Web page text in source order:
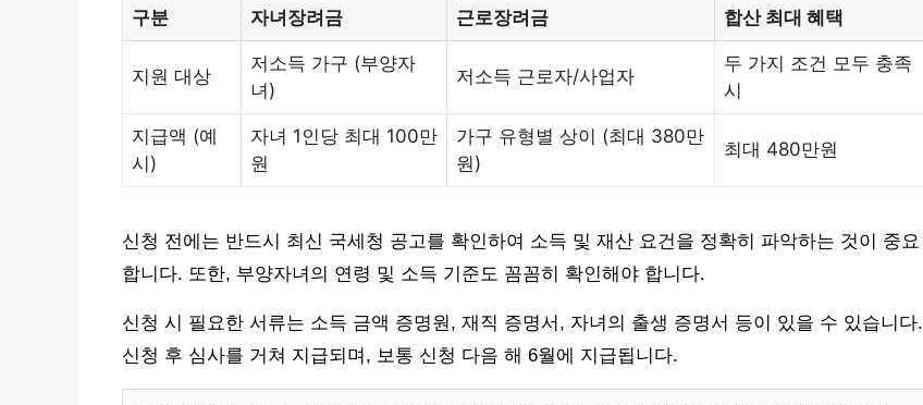
구분 자녀장려금 근로장려금 합산 최대 혜택
지원 대상
저소득 가구 (부양자
녀)
저소득 근로자/사업자
두 가지 조건 모두 충족
시
지급액 (예
시)
자녀 1인당 최대 100만
원
가구 유형별 상이 (최대 380만
원)
최대 480만원
신청 전에는 반드시 최신 국세청 공고를 확인하여 소득 및 재산 요건을 정확히 파악하는 것이 중요
합니다. 또한, 부양자녀의 연령 및 소득 기준도 꼼꼼히 확인해야 합니다.
신청 시 필요한 서류는 소득 금액 증명원, 재직 증명서, 자녀의 출생 증명서 등이 있을 수 있습니다.
신청 후 심사를 거쳐 지급되며, 보통 신청 다음 해 6월에 지급됩니다.